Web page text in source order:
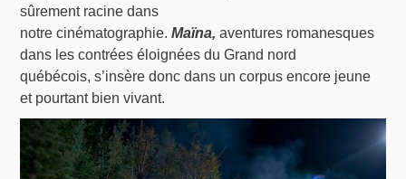
sûrement racine dans
notre cinématographie.Maïna, aventures romanesques
dans les contrées éloignées du Grand nord
québécois, s’insère donc dans un corpus encore jeune
et pourtant bien vivant.